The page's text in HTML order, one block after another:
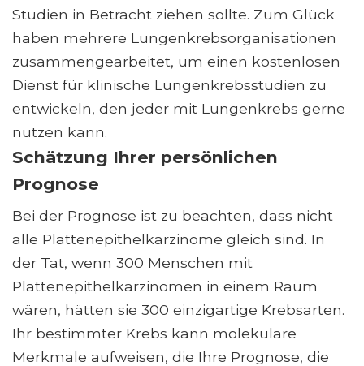
Studien in Betracht ziehen sollte. Zum Glück
haben mehrere Lungenkrebsorganisationen
zusammengearbeitet, um einen kostenlosen
Dienst für klinische Lungenkrebsstudien zu
entwickeln, den jeder mit Lungenkrebs gerne
nutzen kann.
Schätzung Ihrer persönlichen
Prognose
Bei der Prognose ist zu beachten, dass nicht
alle Plattenepithelkarzinome gleich sind. In
der Tat, wenn 300 Menschen mit
Plattenepithelkarzinomen in einem Raum
wären, hätten sie 300 einzigartige Krebsarten.
Ihr bestimmter Krebs kann molekulare
Merkmale aufweisen, die Ihre Prognose, die